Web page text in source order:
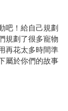
吧！給自己規劃
規劃了很多寵物
再花太多時間準
屬於你們的故事